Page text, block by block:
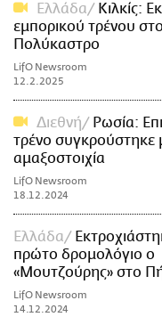
Ελλάδα
Κιλκίς:
εμπορικού τρένου στο
Πολύκαστρο
LifO Newsroom
12.2.2025
Διεθνή
Ρωσία:
τρένο συγκρούστηκε
αμαξοστοιχία
LifO Newsroom
18.12.2024
Ελλάδα
πρώτο δρομολόγιο ο
«Μουτζούρης» στο
LifO Newsroom
14.12.2024